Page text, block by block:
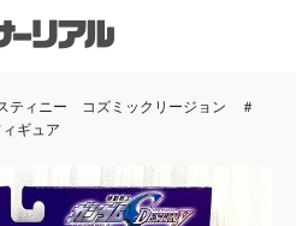
ティニー コズミックリージョン ＃
ギュア